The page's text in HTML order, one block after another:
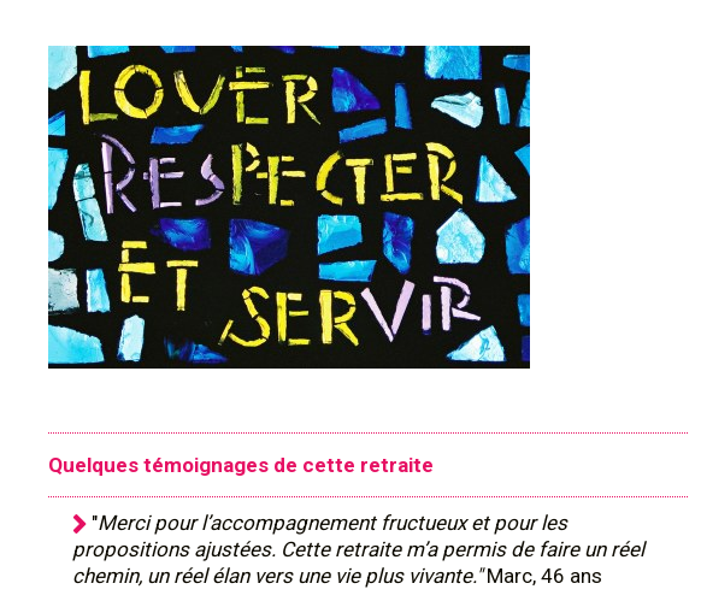
Quelques témoignages de cette retraite
"Merci pour l’accompagnement fructueux et pour les
propositions ajustées. Cette retraite m’a permis de faire un réel
chemin, un réel élan vers une vie plus vivante."Marc, 46 ans